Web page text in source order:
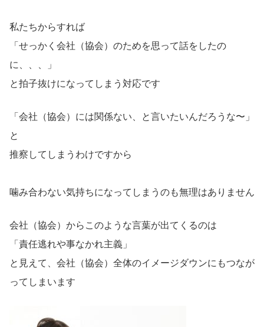
私たちからすれば
「せっかく会社（協会）のためを思って話をしたの
に、、、」
と拍子抜けになってしまう対応です
「会社（協会）には関係ない、と言いたいんだろうな〜」
と
推察してしまうわけですから
噛み合わない気持ちになってしまうのも無理はありません
会社（協会）からこのような言葉が出てくるのは
「責任逃れや事なかれ主義」
と見えて、会社（協会）全体のイメージダウンにもつなが
ってしまいます